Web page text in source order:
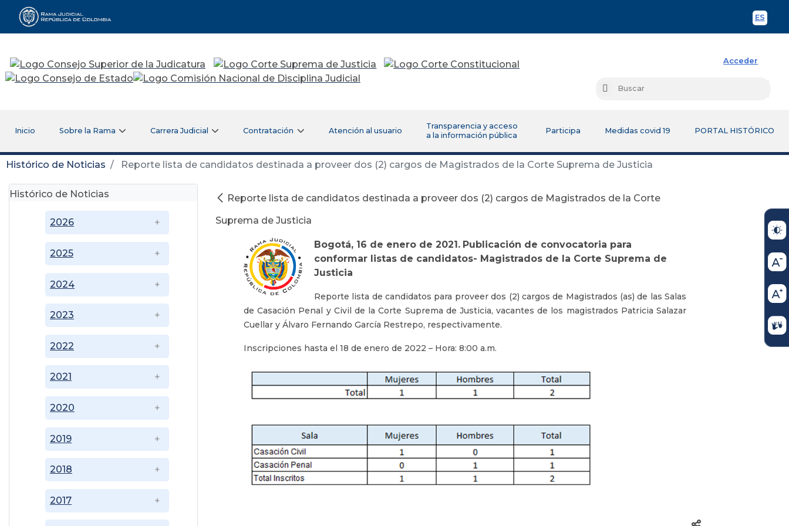
ES
Rama Judicial
Acceder
Buscar
Inicio Sobre la Rama Carrera Judicial Contratación Atención al usuario
Transparencia y acceso
a la información pública
Participa Medidas covid 19 PORTAL HISTÓRICO
Histórico de Noticias Reporte lista de candidatos destinada a proveer dos (2) cargos de Magistrados de la Corte Suprema de Justicia
Histórico de Noticias
2017
2018
2019
2020
2021
2022
2023
2024
2025
2026
Reporte lista de candidatos destinada a proveer dos (2) cargos de Magistrados de la Corte
Suprema de Justicia
Bogotá, 16 de enero de 2021. Publicación de convocatoria para
conformar listas de candidatos- Magistrados de la Corte Suprema de
Justicia
Reporte lista de candidatos para proveer dos (2) cargos de Magistrados (as) de las Salas
de Casación Penal y Civil de la Corte Suprema de Justicia, vacantes de los magistrados Patricia Salazar
Cuellar y Álvaro Fernando García Restrepo, respectivamente.
Inscripciones hasta el 18 de enero de 2022 – Hora: 8:00 a.m.